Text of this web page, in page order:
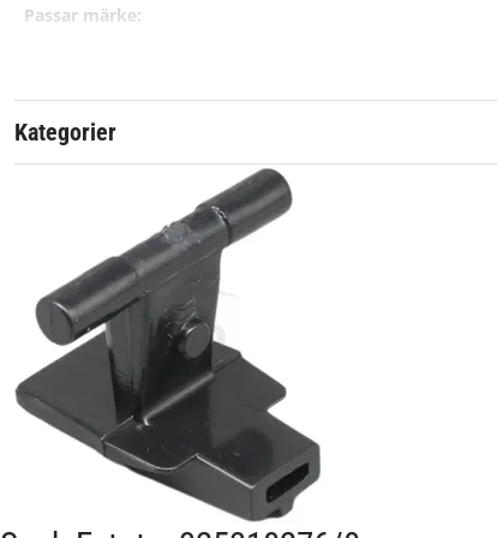
Passar märke:
Kategorier